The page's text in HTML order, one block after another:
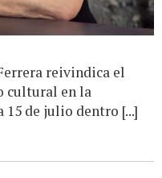
reivindica el
cultural en la
de julio dentro [...]